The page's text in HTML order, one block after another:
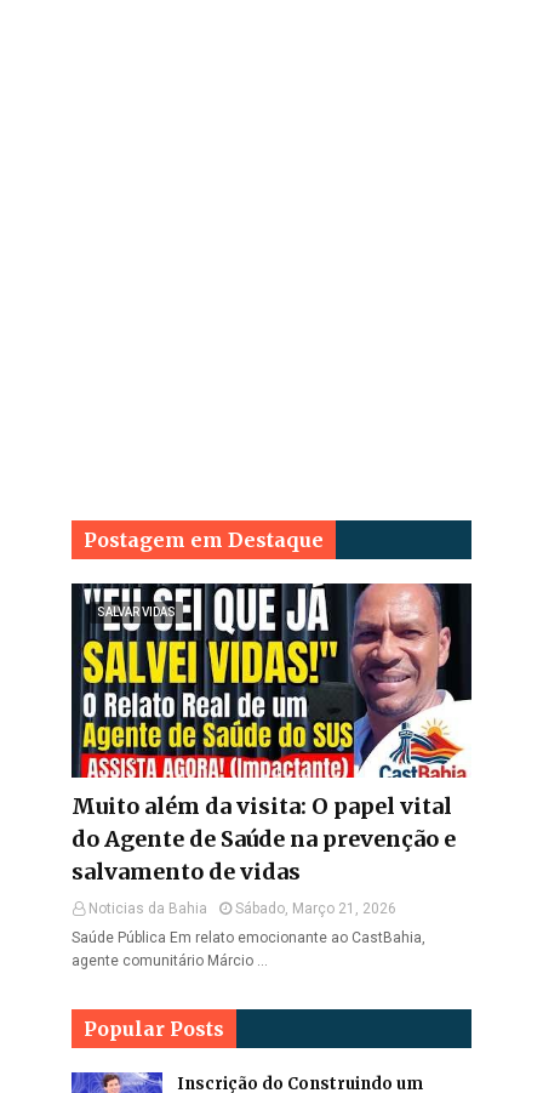
Postagem em Destaque
SALVAR VIDAS
Muito além da visita: O papel vital
do Agente de Saúde na prevenção e
salvamento de vidas
Noticias da Bahia
Sábado, Março 21, 2026
Saúde Pública Em relato emocionante ao CastBahia,
agente comunitário Márcio …
Popular Posts
Inscrição do Construindo um